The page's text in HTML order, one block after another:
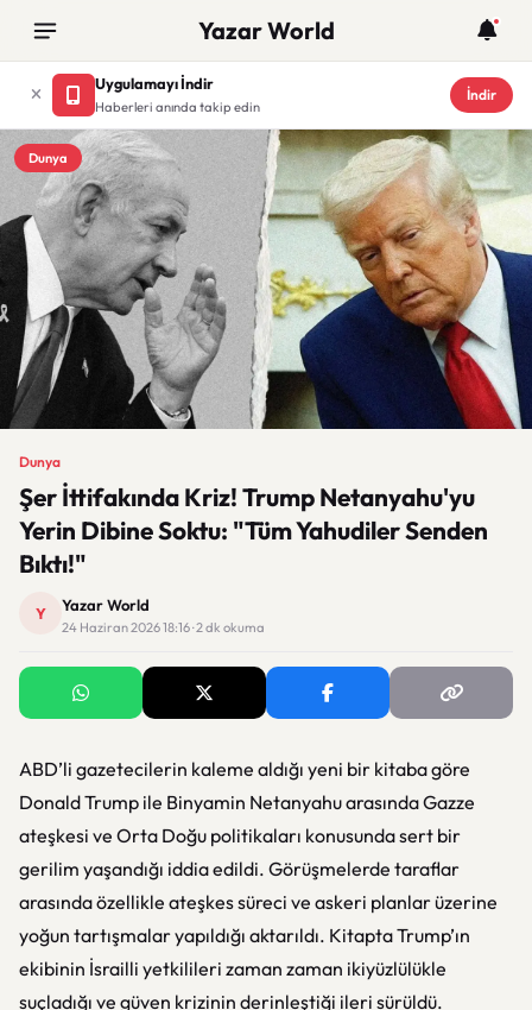
Yazar World
Uygulamayı İndir
Haberleri anında takip edin
İndir
Dunya
Dunya
Şer İttifakında Kriz! Trump Netanyahu'yu
Yerin Dibine Soktu: "Tüm Yahudiler Senden
Bıktı!"
Y Yazar World
24 Haziran 2026 18:16 · 2 dk okuma
ABD’li gazetecilerin kaleme aldığı yeni bir kitaba göre
Donald Trump ile Binyamin Netanyahu arasında Gazze
ateşkesi ve Orta Doğu politikaları konusunda sert bir
gerilim yaşandığı iddia edildi. Görüşmelerde taraflar
arasında özellikle ateşkes süreci ve askeri planlar üzerine
yoğun tartışmalar yapıldığı aktarıldı. Kitapta Trump’ın
ekibinin İsrailli yetkilileri zaman zaman ikiyüzlülükle
suçladığı ve güven krizinin derinleştiği ileri sürüldü.